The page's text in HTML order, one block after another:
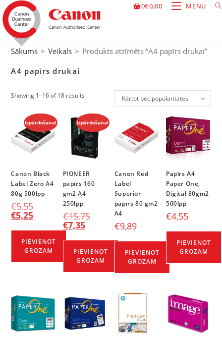
0€0,00 MENU
Sākums > Veikals > Produkts atzīmēts “A4 papīrs drukai”
A4 papīrs drukai
Showing 1–16 of 18 results Kārtot pēc popularitātes
Izpārdošana!
Canon Black
Label Zero A4
80g 500lpp
€5,55
€5,25
PIEVIENOT
GROZAM
Izpārdošana!
PIONEER
papīrs 160
gm2 A4
250lpp
€15,75
€7,35
PIEVIENOT
GROZAM
Canon Red
Label
Superior
papīrs 80 gm2
A4
€9,89
PIEVIENOT
GROZAM
Papīrs A4
Paper One,
Digital 80gm2
500lpp
€4,55
PIEVIENOT
GROZAM